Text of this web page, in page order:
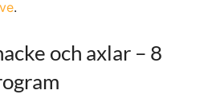
.
och axlar – 8